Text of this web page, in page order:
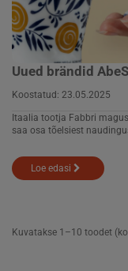
Uued brändid
Koostatud: 23.05.2025
Itaalia tootja Fabbri
saa osa tõelsiest
Loe edasi
Kuvatakse 1–10 toodet